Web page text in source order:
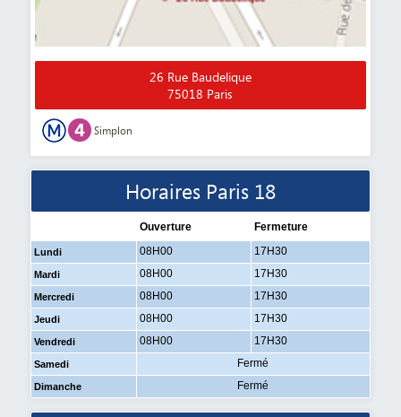
26 Rue Baudelique
75018 Paris
Simplon
Horaires Paris 18
Ouverture Fermeture
Lundi 08H00 17H30
Mardi 08H00 17H30
Mercredi 08H00 17H30
Jeudi 08H00 17H30
Vendredi 08H00 17H30
Samedi Fermé
Dimanche Fermé